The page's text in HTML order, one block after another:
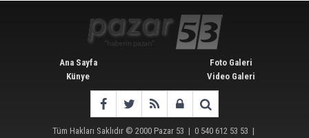
Ana Sayfa
Künye
Foto Galeri
Video Galeri
Tüm Hakları Saklıdır © 2000 Pazar 53 | 0 540 612 53 53 |